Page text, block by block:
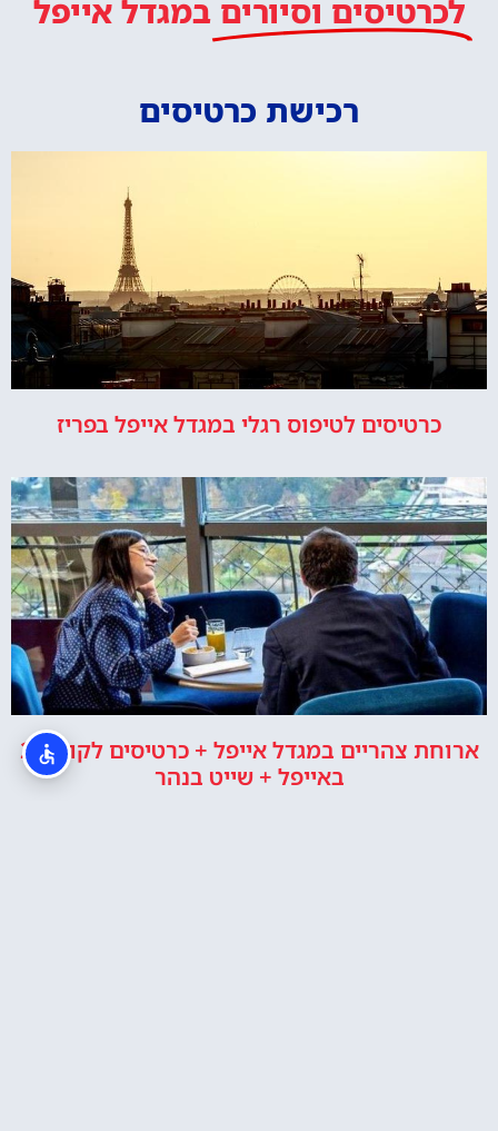
לכרטיסים וסיורים במגדל אייפל
רכישת כרטיסים
כרטיסים לטיפוס רגלי במגדל אייפל בפריז
ארוחת צהריים במגדל אייפל + כרטיסים לקומה 2
באייפל + שייט בנהר